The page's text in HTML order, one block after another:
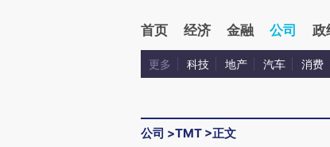
首页 经济 金融 公司 政
更多 科技 地产 汽车 消费
公司 >TMT >正文